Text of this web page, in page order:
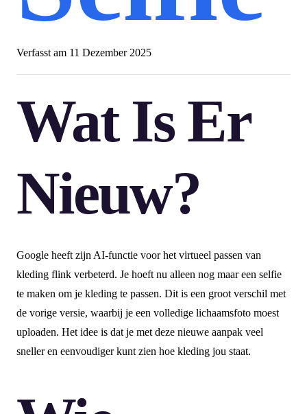
Verfasst am 11 Dezember 2025
Wat Is Er
Nieuw?
Google heeft zijn AI-functie voor het virtueel passen van
kleding flink verbeterd. Je hoeft nu alleen nog maar een selfie
te maken om je kleding te passen. Dit is een groot verschil met
de vorige versie, waarbij je een volledige lichaamsfoto moest
uploaden. Het idee is dat je met deze nieuwe aanpak veel
sneller en eenvoudiger kunt zien hoe kleding jou staat.